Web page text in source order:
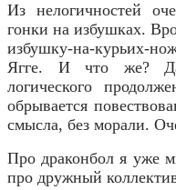
Из нелогичностей
гонки на избушках.
избушку-на-курьих-
Ягге. И что же?
логического
обрывается
смысла, без морали.
Про драконбол я уже
про дружный